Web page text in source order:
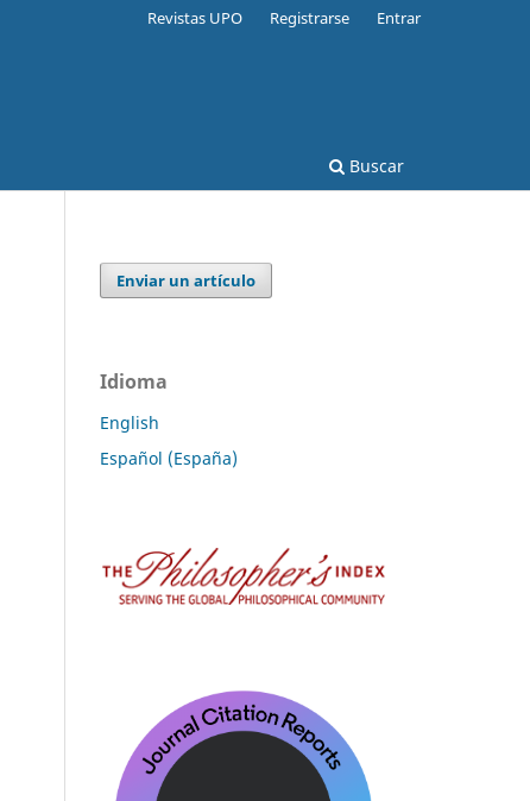
Buscar
Revistas UPO Registrarse Entrar
Enviar un artículo
Idioma
English
Español (España)